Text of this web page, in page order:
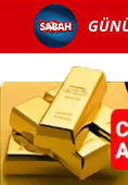
Sitemizde
verileriniz
toplumu
kılınması
reklam/